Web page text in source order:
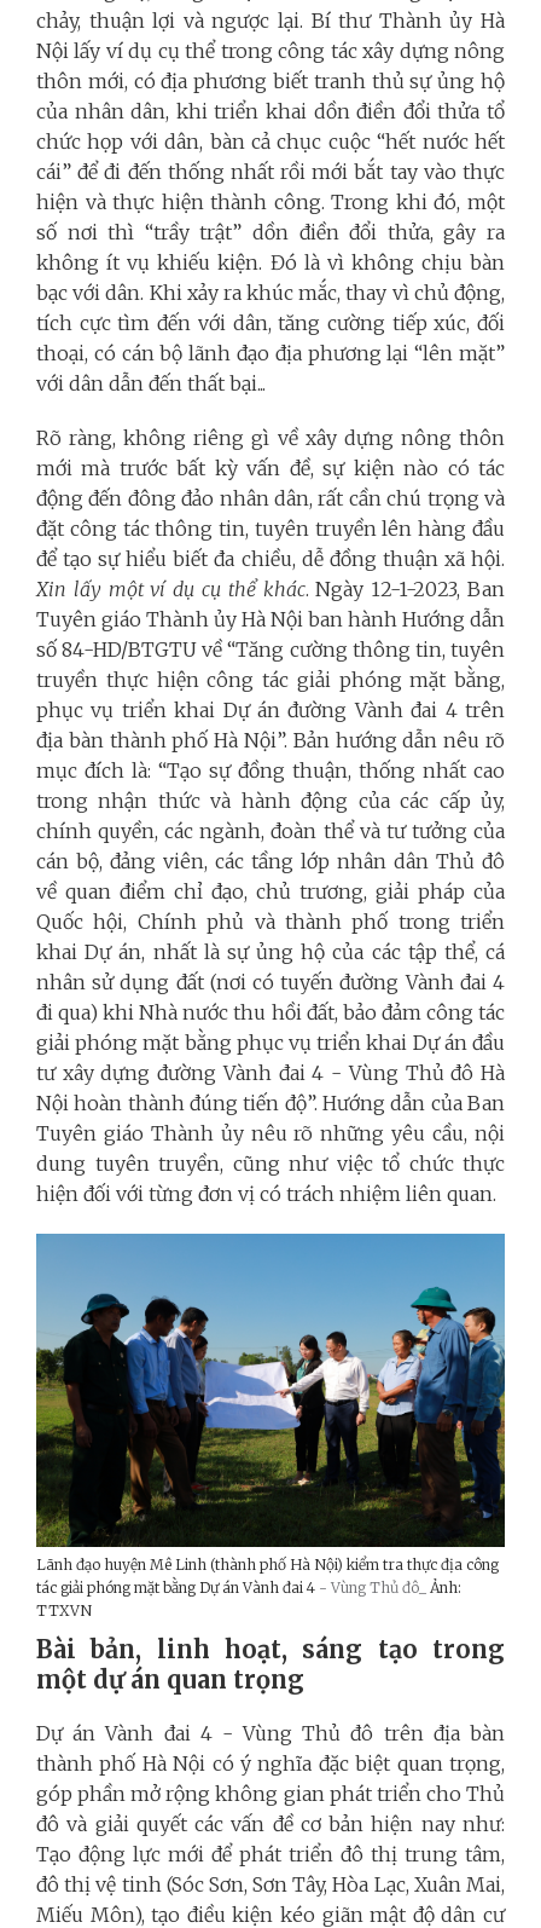
chảy, thuận lợi và ngược lại. Bí thư Thành ủy Hà
Nội lấy ví dụ cụ thể trong công tác xây dựng nông
thôn mới, có địa phương biết tranh thủ sự ủng hộ
của nhân dân, khi triển khai dồn điền đổi thửa tổ
chức họp với dân, bàn cả chục cuộc “hết nước hết
cái” để đi đến thống nhất rồi mới bắt tay vào thực
hiện và thực hiện thành công. Trong khi đó, một
số nơi thì “trầy trật” dồn điền đổi thửa, gây ra
không ít vụ khiếu kiện. Đó là vì không chịu bàn
bạc với dân. Khi xảy ra khúc mắc, thay vì chủ động,
tích cực tìm đến với dân, tăng cường tiếp xúc, đối
thoại, có cán bộ lãnh đạo địa phương lại “lên mặt”
với dân dẫn đến thất bại...
Rõ ràng, không riêng gì về xây dựng nông thôn
mới mà trước bất kỳ vấn đề, sự kiện nào có tác
động đến đông đảo nhân dân, rất cần chú trọng và
đặt công tác thông tin, tuyên truyền lên hàng đầu
để tạo sự hiểu biết đa chiều, dễ đồng thuận xã hội.
Xin lấy một ví dụ cụ thể khác. Ngày 12-1-2023, Ban
Tuyên giáo Thành ủy Hà Nội ban hành Hướng dẫn
số 84-HD/BTGTU về “Tăng cường thông tin, tuyên
truyền thực hiện công tác giải phóng mặt bằng,
phục vụ triển khai Dự án đường Vành đai 4 trên
địa bàn thành phố Hà Nội”. Bản hướng dẫn nêu rõ
mục đích là: “Tạo sự đồng thuận, thống nhất cao
trong nhận thức và hành động của các cấp ủy,
chính quyền, các ngành, đoàn thể và tư tưởng của
cán bộ, đảng viên, các tầng lớp nhân dân Thủ đô
về quan điểm chỉ đạo, chủ trương, giải pháp của
Quốc hội, Chính phủ và thành phố trong triển
khai Dự án, nhất là sự ủng hộ của các tập thể, cá
nhân sử dụng đất (nơi có tuyến đường Vành đai 4
đi qua) khi Nhà nước thu hồi đất, bảo đảm công tác
giải phóng mặt bằng phục vụ triển khai Dự án đầu
tư xây dựng đường Vành đai 4 - Vùng Thủ đô Hà
Nội hoàn thành đúng tiến độ”. Hướng dẫn của Ban
Tuyên giáo Thành ủy nêu rõ những yêu cầu, nội
dung tuyên truyền, cũng như việc tổ chức thực
hiện đối với từng đơn vị có trách nhiệm liên quan.
Lãnh đạo huyện Mê Linh (thành phố Hà Nội) kiểm tra thực địa công
tác giải phóng mặt bằng Dự án Vành đai 4 - Vùng Thủ đô_ Ảnh:
TTXVN
Bài bản, linh hoạt, sáng tạo trong
một dự án quan trọng
Dự án Vành đai 4 - Vùng Thủ đô trên địa bàn
thành phố Hà Nội có ý nghĩa đặc biệt quan trọng,
góp phần mở rộng không gian phát triển cho Thủ
đô và giải quyết các vấn đề cơ bản hiện nay như:
Tạo động lực mới để phát triển đô thị trung tâm,
đô thị vệ tinh (Sóc Sơn, Sơn Tây, Hòa Lạc, Xuân Mai,
Miếu Môn), tạo điều kiện kéo giãn mật độ dân cư